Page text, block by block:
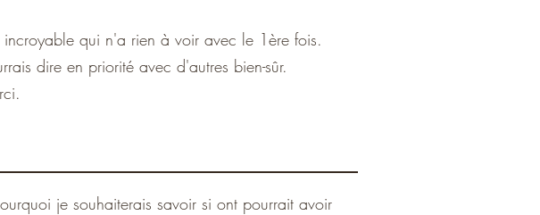
qui n'a rien à voir avec le 1ère fois.
dire en priorité avec d'autres bien-sûr.
je souhaiterais savoir si ont pourrait avoir